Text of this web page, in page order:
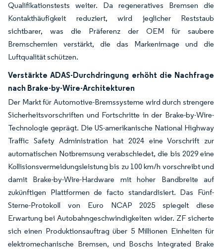
Qualifikationstests weiter. Da regeneratives Bremsen die
Kontakthäufigkeit reduziert, wird jeglicher Reststaub
sichtbarer, was die Präferenz der OEM für saubere
Bremschemien verstärkt, die das Markenimage und die
Luftqualität schützen.
Verstärkte ADAS-Durchdringung erhöht die Nachfrage
nach Brake-by-Wire-Architekturen
Der Markt für Automotive-Bremssysteme wird durch strengere
Sicherheitsvorschriften und Fortschritte in der Brake-by-Wire-
Technologie geprägt. Die US-amerikanische National Highway
Traffic Safety Administration hat 2024 eine Vorschrift zur
automatischen Notbremsung verabschiedet, die bis 2029 eine
Kollisionsvermeidungsleistung bis zu 100 km/h vorschreibt und
damit Brake-by-Wire-Hardware mit hoher Bandbreite auf
zukünftigen Plattformen de facto standardisiert. Das Fünf-
Sterne-Protokoll von Euro NCAP 2025 spiegelt diese
Erwartung bei Autobahngeschwindigkeiten wider. ZF sicherte
sich einen Produktionsauftrag über 5 Millionen Einheiten für
elektromechanische Bremsen, und Boschs Integrated Brake